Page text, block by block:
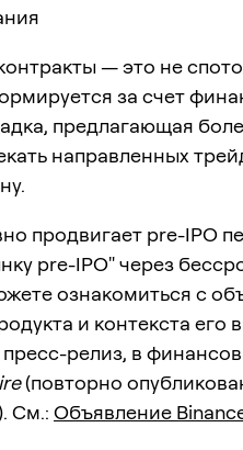
— это не
за счет
предлагающая
направленных
продвигает pre-IPO
pre-IPO" через
ознакомиться с
и контекста его
релиз, в
(повторно
См.: Объявление